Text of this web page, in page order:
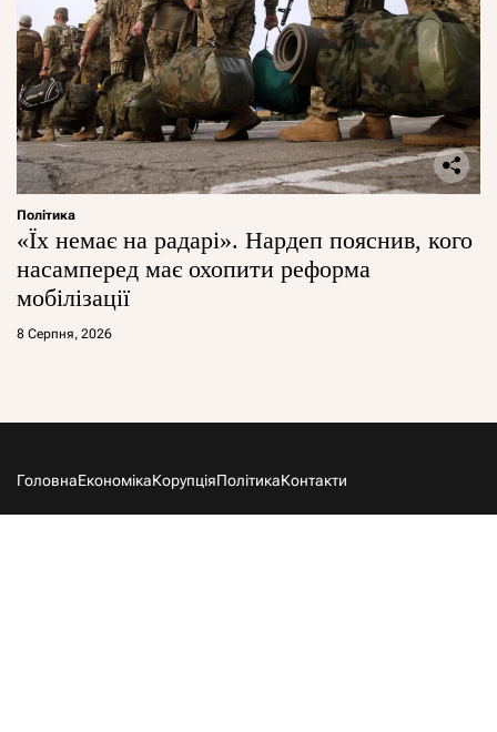
Політика
«Їх немає на радарі». Нардеп пояснив, кого
насамперед має охопити реформа
мобілізації
8 Серпня, 2026
ГоловнаЕкономікаКорупціяПолітикаКонтакти